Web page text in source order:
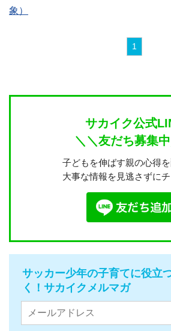
象）
1
サカイク公式
＼＼友だち募集
子どもを伸ばす親の心得を
大事な情報を見逃さずにチ
サッカー少年の子育てに役立
く！サカイクメルマガ